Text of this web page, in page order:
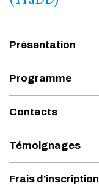
Présentation
Programme
Contacts
Témoignages
Frais d'inscription